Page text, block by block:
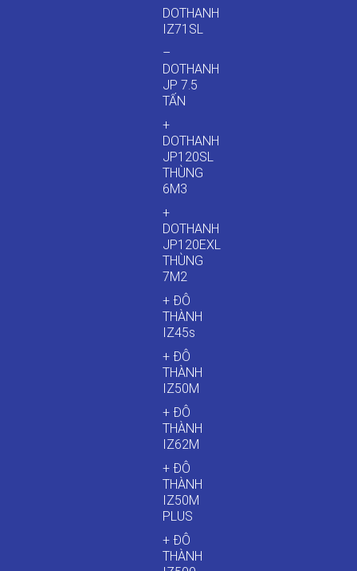
DOTHANH
IZ71SL
–
DOTHANH
JP 7.5
TẤN
+
DOTHANH
JP120SL
THÙNG
6M3
+
DOTHANH
JP120EXL
THÙNG
7M2
+ ĐÔ
THÀNH
IZ45s
+ ĐÔ
THÀNH
IZ50M
+ ĐÔ
THÀNH
IZ62M
+ ĐÔ
THÀNH
IZ50M
PLUS
+ ĐÔ
THÀNH